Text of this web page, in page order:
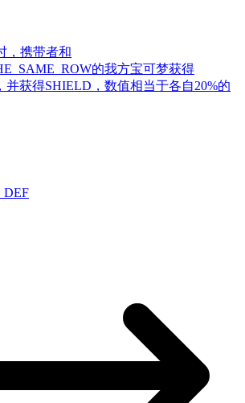
，携带者和
的我方宝可梦获得
并获得SHIELD，数值相当于各自20%的